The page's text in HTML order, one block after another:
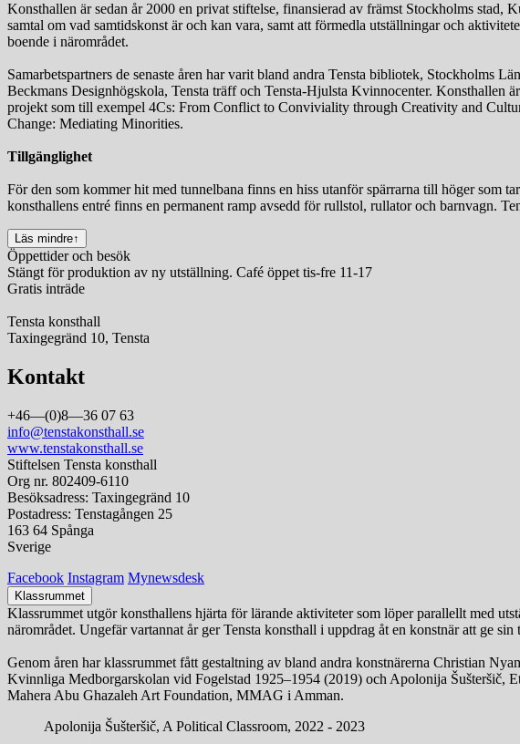
Konsthallen är sedan år 2000 en privat stiftelse, finansierad av främst Stockholms
samtal om vad samtidskonst är och kan vara, samt att förmedla utställningar och
boende i närområdet.
Samarbetspartners de senaste åren har varit bland andra Tensta bibliotek,
Beckmans Designhögskola, Tensta träff och Tensta-Hjulsta Kvinnocenter. Konsthallen
projekt som till exempel 4Cs: From Conflict to Conviviality through Creativity and
Change: Mediating Minorities.
Tillgänglighet
För den som kommer hit med tunnelbana finns en hiss utanför spärrarna till höger som
konsthallens entré finns en permanent ramp avsedd för rullstol, rullator och barnvagn.
Läs mindre↑
Öppettider och besök
Stängt för produktion av ny utställning. Café öppet tis-fre 11-17
Gratis inträde
Tensta konsthall
Taxingegränd 10, Tensta
Kontakt
+46—(0)8—36 07 63
info@tenstakonsthall.se
www.tenstakonsthall.se
Stiftelsen Tensta konsthall
Org nr. 802409-6110
Besöksadress: Taxingegränd 10
Postadress: Tenstagången 25
163 64 Spånga
Sverige
Facebook Instagram Mynewsdesk
Klassrummet
Klassrummet utgör konsthallens hjärta för lärande aktiviteter som löper parallellt med
närområdet. Ungefär vartannat år ger Tensta konsthall i uppdrag åt en konstnär att ge
Genom åren har klassrummet fått gestaltning av bland andra konstnärerna Christian
Kvinnliga Medborgarskolan vid Fogelstad 1925–1954 (2019) och Apolonija Šušteršič,
Mahera Abu Ghazaleh Art Foundation, MMAG i Amman.
Apolonija Šušteršič, A Political Classroom, 2022 - 2023